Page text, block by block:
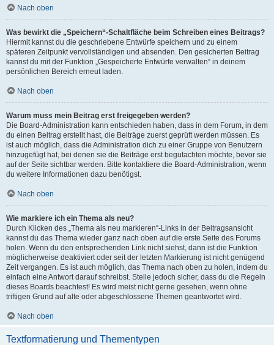
Nach oben
Was bewirkt die „Speichern“-Schaltfläche beim Schreiben eines Beitrags?
Hiermit kannst du die geschriebene Entwürfe speichern und zu einem
späteren Zeitpunkt vervollständigen und absenden. Den gesicherten Beitrag
kannst du mit der Funktion „Gespeicherte Entwürfe verwalten“ in deinem
persönlichen Bereich erneut laden.
Nach oben
Warum muss mein Beitrag erst freigegeben werden?
Die Board-Administration kann entschieden haben, dass in dem Forum, in dem
du einen Beitrag erstellt hast, die Beiträge zuerst geprüft werden müssen. Es
ist auch möglich, dass die Administration dich zu einer Gruppe von Benutzern
hinzugefügt hat, bei denen sie die Beiträge erst begutachten möchte, bevor sie
auf der Seite sichtbar werden. Bitte kontaktiere die Board-Administration, wenn
du weitere Informationen dazu benötigst.
Nach oben
Wie markiere ich ein Thema als neu?
Durch Klicken des „Thema als neu markieren“-Links in der Beitragsansicht
kannst du das Thema wieder ganz nach oben auf die erste Seite des Forums
holen. Wenn du den entsprechenden Link nicht siehst, dann ist die Funktion
möglicherweise deaktiviert oder seit der letzten Markierung ist nicht genügend
Zeit vergangen. Es ist auch möglich, das Thema nach oben zu holen, indem du
einfach eine Antwort darauf schreibst. Stelle jedoch sicher, dass du die Regeln
dieses Boards beachtest! Es wird meist nicht gerne gesehen, wenn ohne
triftigen Grund auf alte oder abgeschlossene Themen geantwortet wird.
Nach oben
Textformatierung und Thementypen